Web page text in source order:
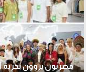
مصريون يروون تجربة